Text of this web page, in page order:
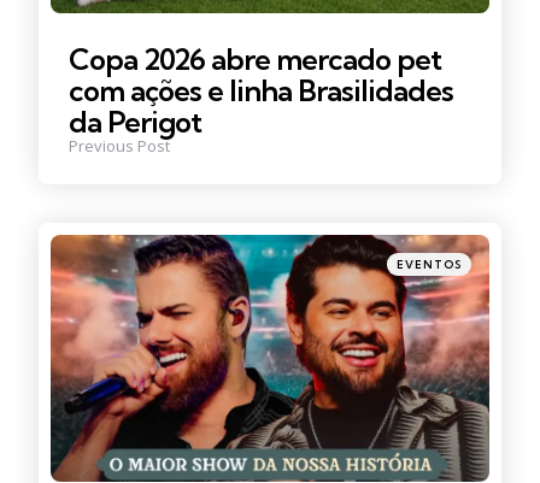
Copa 2026 abre mercado pet
com ações e linha Brasilidades
da Perigot
Previous Post
Posted
in
EVENTOS